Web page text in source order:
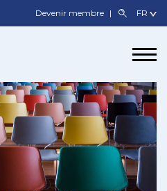
Devenir membre